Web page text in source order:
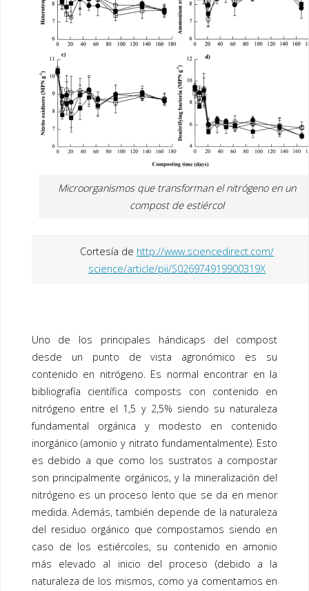
o
k
n
Microorganismos que transforman el nitrógeno en un
compost de estiércol
Cortesía de http://www.sciencedirect.com/
science/article/pii/S026974919900319X
Uno de los principales hándicaps del compost
desde un punto de vista agronómico es su
contenido en nitrógeno. Es normal encontrar en la
bibliografía científica composts con contenido en
nitrógeno entre el 1,5 y 2,5% siendo su naturaleza
fundamental orgánica y modesto en contenido
inorgánico (amonio y nitrato fundamentalmente). Esto
es debido a que como los sustratos a compostar
son principalmente orgánicos, y la mineralización del
nitrógeno es un proceso lento que se da en menor
medida. Además, también depende de la naturaleza
del residuo orgánico que compostamos siendo en
caso de los estiércoles, su contenido en amonio
más elevado al inicio del proceso (debido a la
naturaleza de los mismos, como ya comentamos en